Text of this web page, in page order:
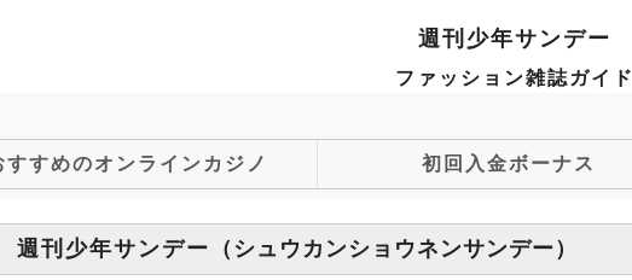
週刊少年サンデー
ファッション雑誌ガイド
すすめのオンラインカジノ 初回入金ボーナス
週刊少年サンデー （シュウカンショウネンサンデー）